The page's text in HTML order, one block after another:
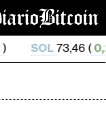
( 0,24%)